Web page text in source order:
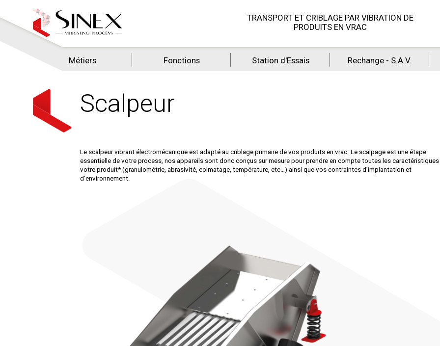
TRANSPORT ET CRIBLAGE PAR VIBRATION DE
PRODUITS EN VRAC
Métiers Fonctions Station d'Essais Rechange - S.A.V.
Scalpeur
Le scalpeur vibrant électromécanique est adapté au criblage primaire de vos produits en vrac. Le scalpage est une étape
essentielle de votre process, nos appareils sont donc conçus sur mesure pour prendre en compte toutes les caractéristiques
votre produit* (granulométrie, abrasivité, colmatage, température, etc…) ainsi que vos contraintes d’implantation et
d’environnement.